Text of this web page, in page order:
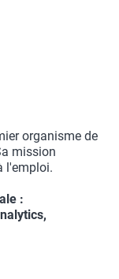
organisme de
mission
l'emploi.
: